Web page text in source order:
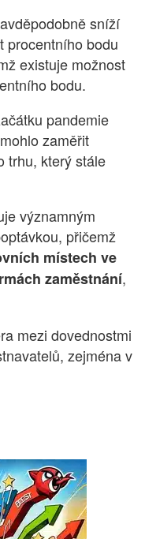
sníží
procentního bodu
existuje možnost
bodu.
pandemie
zaměřit
trhu, který stále
významným
přičemž
místech ve
zaměstnání,
mezi dovednostmi
zejména v